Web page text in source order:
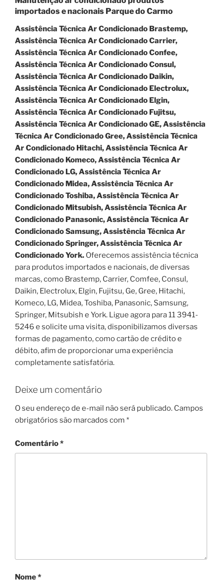
importados e nacionais Parque do Carmo
Assistência Técnica Ar Condicionado Brastemp,
Assistência Técnica Ar Condicionado Carrier,
Assistência Técnica Ar Condicionado Confee,
Assistência Técnica Ar Condicionado Consul,
Assistência Técnica Ar Condicionado Daikin,
Assistência Técnica Ar Condicionado Electrolux,
Assistência Técnica Ar Condicionado Elgin,
Assistência Técnica Ar Condicionado Fujitsu,
Assistência Técnica Ar Condicionado GE, Assistência
Técnica Ar Condicionado Gree, Assistência Técnica
Ar Condicionado Hitachi, Assistência Técnica Ar
Condicionado Komeco, Assistência Técnica Ar
Condicionado LG, Assistência Técnica Ar
Condicionado Midea, Assistência Técnica Ar
Condicionado Toshiba, Assistência Técnica Ar
Condicionado Mitsubish, Assistência Técnica Ar
Condicionado Panasonic, Assistência Técnica Ar
Condicionado Samsung, Assistência Técnica Ar
Condicionado Springer, Assistência Técnica Ar
Condicionado York. Oferecemos assistência técnica
para produtos importados e nacionais, de diversas
marcas, como Brastemp, Carrier, Comfee, Consul,
Daikin, Electrolux, Elgin, Fujitsu, Ge, Gree, Hitachi,
Komeco, LG, Midea, Toshiba, Panasonic, Samsung,
Springer, Mitsubish e York. Ligue agora para 11 3941-
5246 e solicite uma visita, disponibilizamos diversas
formas de pagamento, como cartão de crédito e
débito, afim de proporcionar uma experiência
completamente satisfatória.
Deixe um comentário
O seu endereço de e-mail não será publicado. Campos
obrigatórios são marcados com *
Comentário*
Nome*